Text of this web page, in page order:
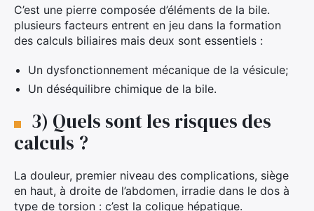
C’est une pierre composée d’éléments de la bile.
plusieurs facteurs entrent en jeu dans la formation
des calculs biliaires mais deux sont essentiels :
Un dysfonctionnement mécanique de la vésicule;
Un déséquilibre chimique de la bile.
3) Quels sont les risques des
calculs ?
La douleur, premier niveau des complications, siège
en haut, à droite de l’abdomen, irradie dans le dos à
type de torsion : c’est la colique hépatique.